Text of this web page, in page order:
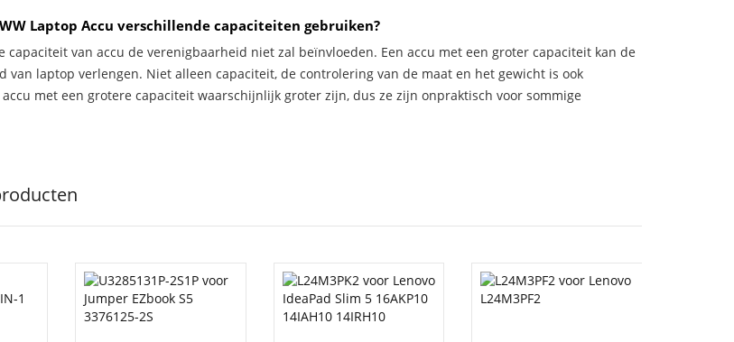
Laptop Accu verschillende capaciteiten gebruiken?
capaciteit van accu de verenigbaarheid niet zal beïnvloeden. Een accu met een groter capaciteit kan de
van laptop verlengen. Niet alleen capaciteit, de controlering van de maat en het gewicht is ook
met een grotere capaciteit waarschijnlijk groter zijn, dus ze zijn onpraktisch voor sommige